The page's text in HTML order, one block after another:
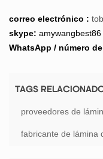
correo electrónico :
skype: amywangbest86
WhatsApp / número
TAGS
proveedores de
fabricante de lámina